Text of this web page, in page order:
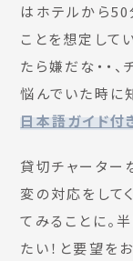
はホテルから
ことを想定して
たら嫌だな・・
悩んでいた時に
日本語ガイド付
貸切チャーター
変の対応をして
てみることに。
たい！と要望を